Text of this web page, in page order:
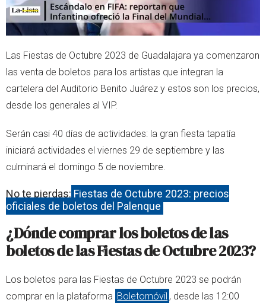
Las Fiestas de Octubre 2023 de Guadalajara ya comenzaron
las venta de boletos para los artistas que integran la
cartelera del Auditorio Benito Juárez y estos son los precios,
desde los generales al VIP.
Serán casi 40 días de actividades: la gran fiesta tapatía
iniciará actividades el viernes 29 de septiembre y las
culminará el domingo 5 de noviembre.
No te pierdas: Fiestas de Octubre 2023: precios
oficiales de boletos del Palenque
¿Dónde comprar los boletos de las
boletos de las Fiestas de Octubre 2023?
Los boletos para las Fiestas de Octubre 2023 se podrán
comprar en la plataforma Boletomóvil , desde las 12:00